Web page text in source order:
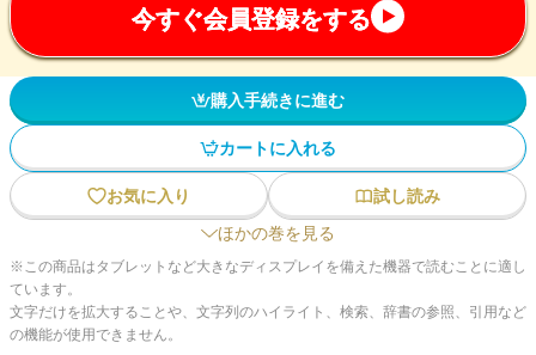
今すぐ会員登録をする
購入手続きに進む
カートに入れる
お気に入り
試し読み
ほかの巻を見る
※この商品はタブレットなど大きなディスプレイを備えた機器で読むことに適し
ています。
文字だけを拡大することや、文字列のハイライト、検索、辞書の参照、引用など
の機能が使用できません。